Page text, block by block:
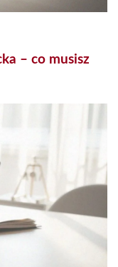
– co musisz